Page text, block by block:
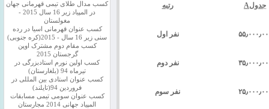
جدولA رتبه
نفر اول
نفر دوم
نفر سوم
کسب مدال طلای تیمی قهرمانی جهان
در المپیاد زیر 16 سال 2015 -
مغولستان
کسب عنوان قهرمانی اسیا در رده
سنی زیر 16 سال - 2015(کره جنوبی)
کسب مقام دوم مشترک اوپن
گرجستان 2015
کسب اولین نورم استادبزرگی در
تیرماه 94 (بلغارستان)
کسب عنوان استادی بین المللی در
فروردین 94(تایلند)
کسب عنوان سومی تیمی مسابقات
المپیاد جهانی 2014 مجارستان